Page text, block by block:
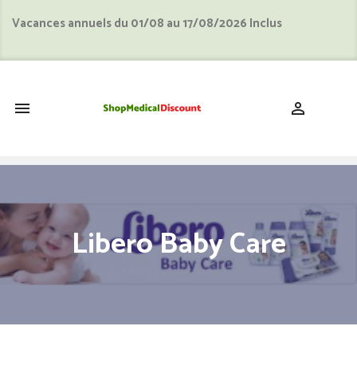
Vacances annuels du 01/08 au 17/08/2026 Inclus
 
Libero Baby Care